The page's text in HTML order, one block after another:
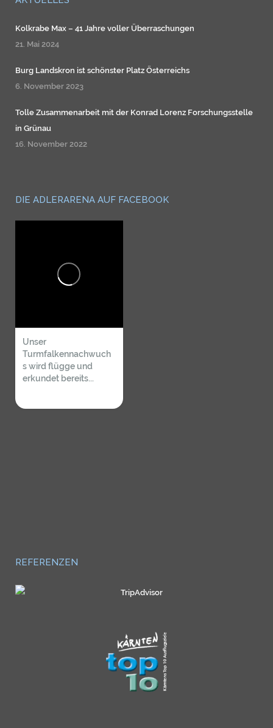
Kolkrabe Max – 41 Jahre voller Überraschungen
21. Mai 2024
Burg Landskron ist schönster Platz Österreichs
6. November 2023
Tolle Zusammenarbeit mit der Konrad Lorenz Forschungsstelle
in Grünau
16. November 2022
DIE ADLERARENA AUF FACEBOOK
Unser
Turmfalkennachwuch
s wird flügge und
erkundet bereits...
REFERENZEN